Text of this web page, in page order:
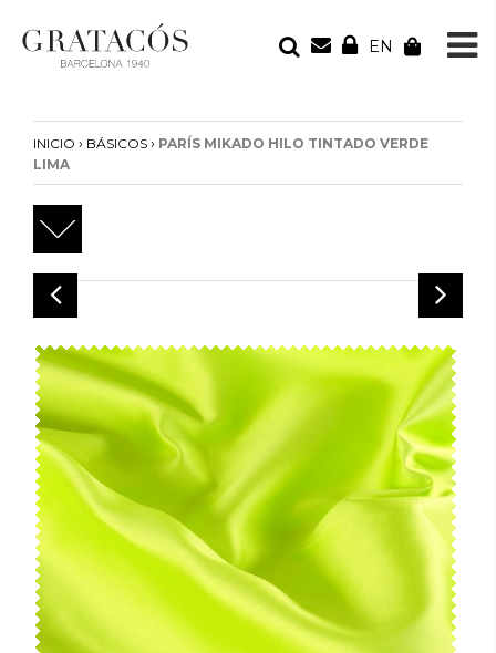
EN
Tu bolsa está vacía
INICIO › BÁSICOS › PARÍS MIKADO HILO TINTADO VERDE
LIMA